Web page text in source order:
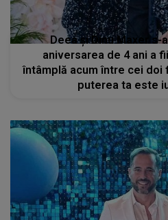
Deea și Dinu Maxer s-
aniversarea de 4 ani a
întâmplă acum între cei doi
puterea ta este